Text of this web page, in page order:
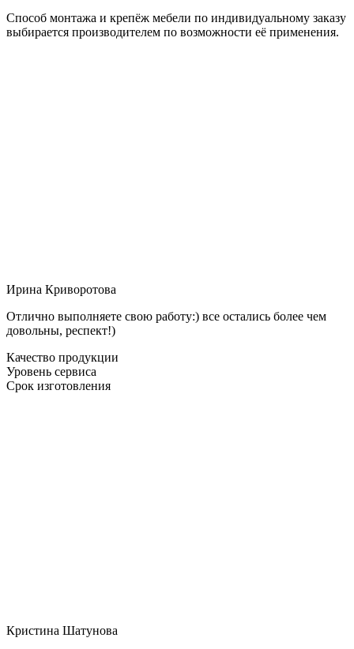
Способ монтажа и крепёж мебели по индивидуальному заказу
выбирается производителем по возможности её применения.
Ирина Криворотова
Отлично выполняете свою работу:) все остались более чем
довольны, респект!)
Качество продукции
Уровень сервиса
Срок изготовления
Кристина Шатунова